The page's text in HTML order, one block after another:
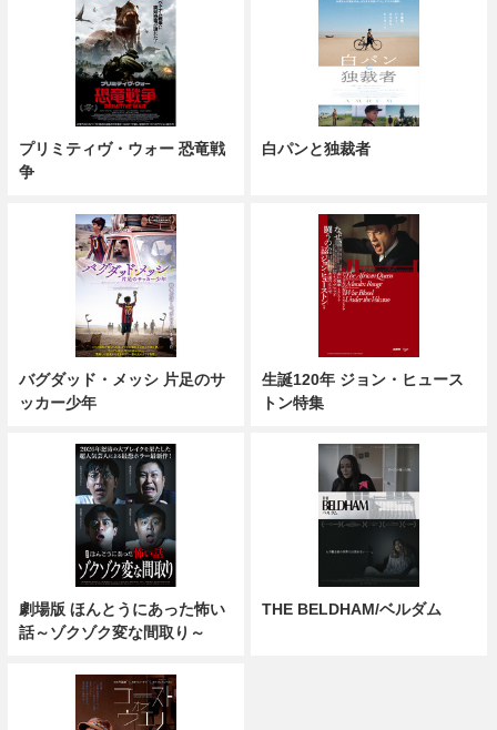
プリミティヴ・ウォー 恐竜戦
争
白パンと独裁者
バグダッド・メッシ 片足のサ
ッカー少年
生誕120年 ジョン・ヒュース
トン特集
劇場版 ほんとうにあった怖い
話～ゾクゾク変な間取り～
THE BELDHAM/ベルダム